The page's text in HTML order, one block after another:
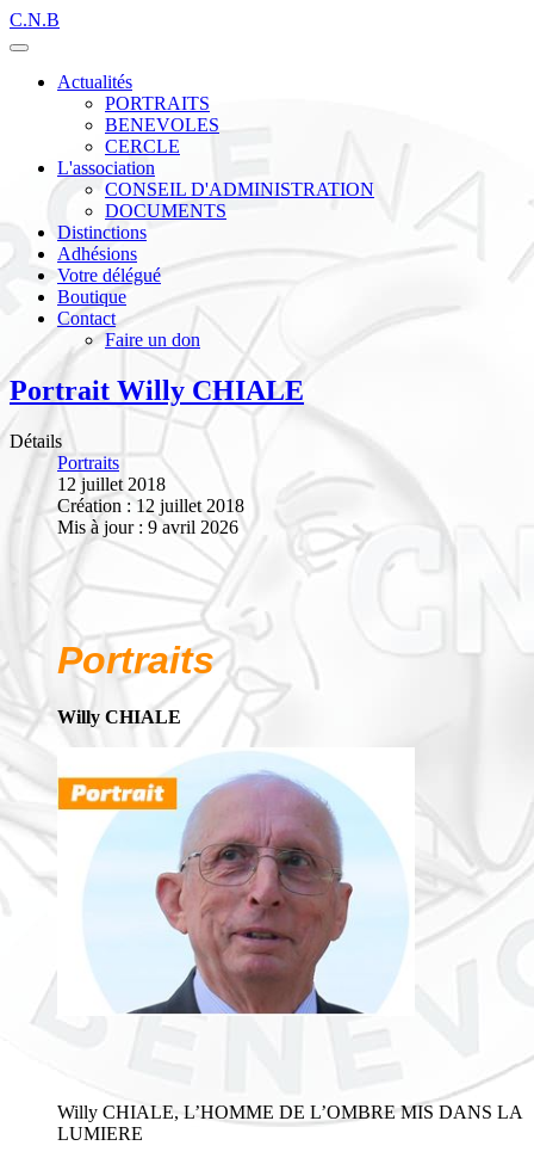
C.N.B
Actualités
PORTRAITS
BENEVOLES
CERCLE
L'association
CONSEIL D'ADMINISTRATION
DOCUMENTS
Distinctions
Adhésions
Votre délégué
Boutique
Contact
Faire un don
Portrait Willy CHIALE
Détails
Portraits
12 juillet 2018
Création : 12 juillet 2018
Mis à jour : 9 avril 2026
Portraits
Willy CHIALE
Willy CHIALE, L’HOMME DE L’OMBRE MIS DANS LA
LUMIERE